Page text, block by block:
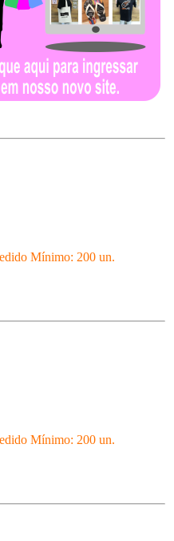
Mínimo: 200 un.
Mínimo: 200 un.
Mínimo: 200 un.